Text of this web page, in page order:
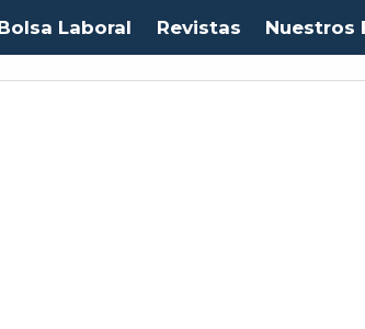
Laboral Revistas Nuestros